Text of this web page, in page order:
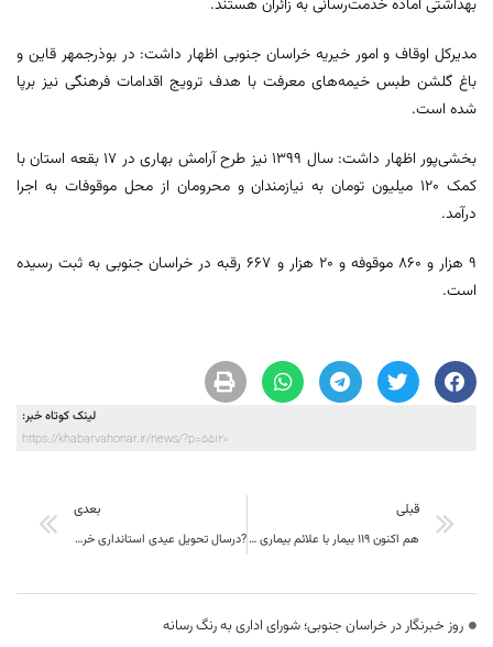
بهداشتی آماده خدمت‌رسانی به زائران هستند.
مدیرکل اوقاف و امور خیریه خراسان جنوبی اظهار داشت: در بوذرجمهر قاین و
باغ گلشن طبس خیمه‌های معرفت با هدف ترویج اقدامات فرهنگی نیز برپا
شده است.
بخشی‌پور اظهار داشت: سال ۱۳۹۹ نیز طرح آرامش بهاری در ۱۷ بقعه استان با
کمک ۱۲۰ میلیون تومان به نیازمندان و محرومان از محل موقوفات به اجرا
درآمد.
۹ هزار و ۸۶۰ موقوفه و ۲۰ هزار و ۶۶۷ رقبه در خراسان جنوبی به ثبت رسیده
است.
لینک کوتاه خبر:
https://khabarvahonar.ir/news/?p=55120
قبلی
هم اکنون 119 بیمار با علائم بیماری حاد تنفسی در بیمارستان های خراسان جنوبی بستری هستند
بعدی
?درسال تحویل عیدی استانداری خراسان جنوبی به زندانیان جرایم غیرعمد
روز خبرنگار در خراسان جنوبی؛ شورای اداری به رنگ رسانه